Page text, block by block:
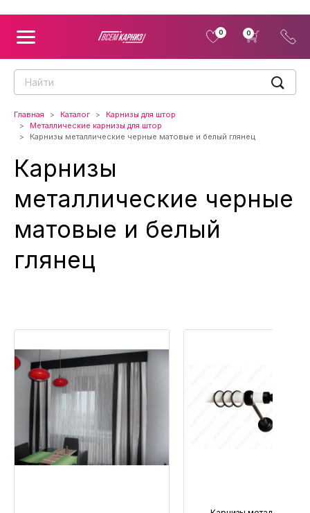
0 0
Главная Каталог
Карнизы для штор
Металлические карнизы для штор
Карнизы металлические черные матовые и белый глянец
Карнизы
металлические черные
матовые и белый
глянец